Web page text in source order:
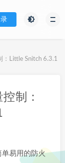
：Little Snitch 6.3.1
制：
单易用的防火